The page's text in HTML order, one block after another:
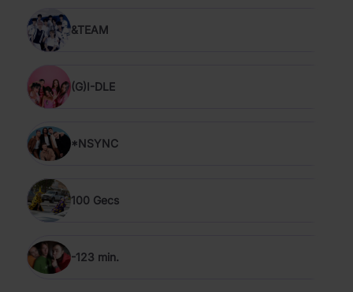
&TEAM
(G)I-DLE
*NSYNC
100 Gecs
-123 min.